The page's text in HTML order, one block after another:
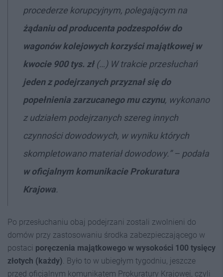
procederze korupcyjnym, polegającym na
żądaniu od producenta podzespołów do
wagonów kolejowych korzyści majątkowej w
kwocie 900 tys. zł(…) W trakcie przesłuchań
jeden z podejrzanych przyznał się do
popełnienia zarzucanego mu czynu, wykonano
z udziałem podejrzanych szereg innych
czynności dowodowych, w wyniku których
skompletowano materiał dowodowy.” – podała
w oficjalnym komunikacieProkuratura
Krajowa.
Po przesłuchaniu obaj podejrzani zostali zwolnieni do
domów przy zastosowaniu środka zabezpieczającego w
postaci poręczenia majątkowego w wysokości 100 tysięcy
złotych (każdy) . Było to w ubiegłym tygodniu, jeszcze
przed oficjalnym komunikatem Prokuratury Krajowej, czyli